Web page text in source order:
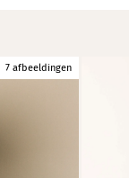
7 afbeeldingen